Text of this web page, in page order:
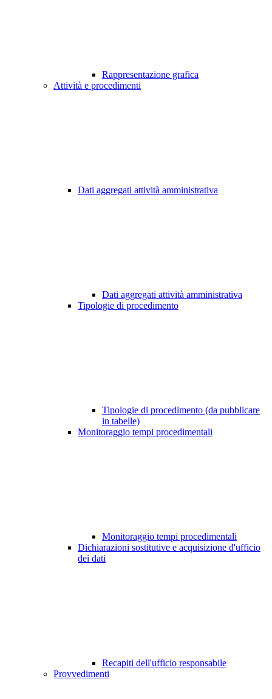
Rappresentazione grafica
Attività e procedimenti
Dati aggregati attività amministrativa
Dati aggregati attività amministrativa
Tipologie di procedimento
Tipologie di procedimento (da pubblicare
in tabelle)
Monitoraggio tempi procedimentali
Monitoraggio tempi procedimentali
Dichiarazioni sostitutive e acquisizione d'ufficio
dei dati
Recapiti dell'ufficio responsabile
Provvedimenti